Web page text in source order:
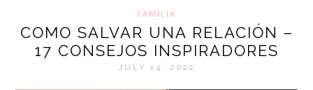
FAMILIA
COMO SALVAR UNA RELACIÓN –
17 CONSEJOS INSPIRADORES
JULY 14, 2022